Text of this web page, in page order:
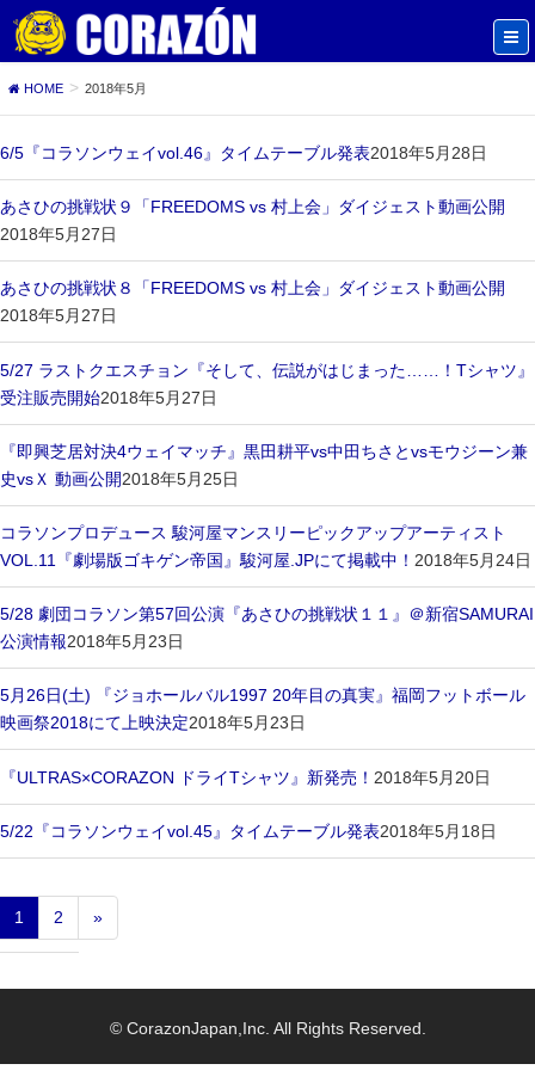
HOME 2018年5月
6/5『コラソンウェイvol.46』タイムテーブル発表2018年5月28日
あさひの挑戦状９「FREEDOMS vs 村上会」ダイジェスト動画公開
2018年5月27日
あさひの挑戦状８「FREEDOMS vs 村上会」ダイジェスト動画公開
2018年5月27日
5/27 ラストクエスチョン『そして、伝説がはじまった……！Tシャツ』
受注販売開始2018年5月27日
『即興芝居対決4ウェイマッチ』黒田耕平vs中田ちさとvsモウジーン兼
史vsＸ 動画公開2018年5月25日
コラソンプロデュース 駿河屋マンスリーピックアップアーティスト
VOL.11『劇場版ゴキゲン帝国』駿河屋.JPにて掲載中！ 2018年5月24日
5/28 劇団コラソン第57回公演『あさひの挑戦状１１』＠新宿SAMURAI
公演情報2018年5月23日
5月26日(土) 『ジョホールバル1997 20年目の真実』福岡フットボール
映画祭2018にて上映決定2018年5月23日
『ULTRAS×CORAZON ドライTシャツ』新発売！ 2018年5月20日
5/22『コラソンウェイvol.45』タイムテーブル発表2018年5月18日
1 2 »
© CorazonJapan,Inc. All Rights Reserved.